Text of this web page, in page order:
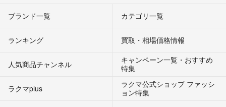
ブランド一覧 カテゴリ一覧
ランキング 買取・相場価格情報
人気商品チャンネル
キャンペーン一覧・おすすめ
特集
ラクマplus
ラクマ公式ショップ ファッシ
ョン特集